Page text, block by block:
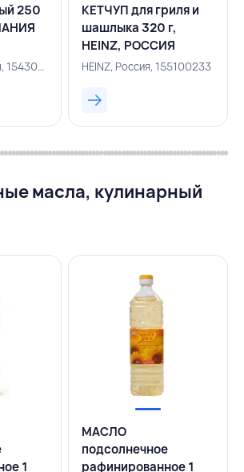
250
KUHNE, Германия, 154300545
КЕТЧУП для гриля и
шашлыка 320 г,
HEINZ, РОССИЯ
HEINZ, Россия, 155100233
масла, кулинарный
1
МАСЛО
подсолнечное
рафинированное 1